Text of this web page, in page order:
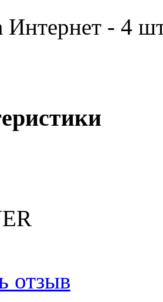
Интернет - 4
отзыв